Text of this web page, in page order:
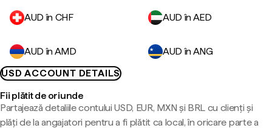
AUD în CHF AUD în AED
AUD în AMD
AUD în ANG
USD ACCOUNT DETAILS
Fii plătit de oriunde
Partajează detaliile contului USD, EUR, MXN și BRL cu clienți și
plăți de la angajatori pentru a fi plătit ca local, în oricare parte a